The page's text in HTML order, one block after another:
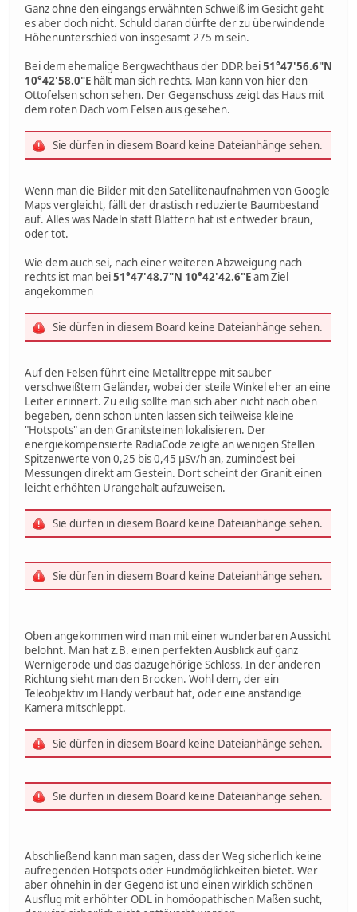
Ganz ohne den eingangs erwähnten Schweiß im Gesicht geht
es aber doch nicht. Schuld daran dürfte der zu überwindende
Höhenunterschied von insgesamt 275 m sein.
Bei dem ehemalige Bergwachthaus der DDR bei51°47'56.6"N
10°42'58.0"E hält man sich rechts. Man kann von hier den
Ottofelsen schon sehen. Der Gegenschuss zeigt das Haus mit
dem roten Dach vom Felsen aus gesehen.
Sie dürfen in diesem Board keine Dateianhänge sehen.
Wenn man die Bilder mit den Satellitenaufnahmen von Google
Maps vergleicht, fällt der drastisch reduzierte Baumbestand
auf. Alles was Nadeln statt Blättern hat ist entweder braun,
oder tot.
Wie dem auch sei, nach einer weiteren Abzweigung nach
rechts ist man bei51°47'48.7"N 10°42'42.6"Eam Ziel
angekommen
Sie dürfen in diesem Board keine Dateianhänge sehen.
Auf den Felsen führt eine Metalltreppe mit sauber
verschweißtem Geländer, wobei der steile Winkel eher an eine
Leiter erinnert. Zu eilig sollte man sich aber nicht nach oben
begeben, denn schon unten lassen sich teilweise kleine
"Hotspots" an den Granitsteinen lokalisieren. Der
energiekompensierte RadiaCode zeigte an wenigen Stellen
Spitzenwerte von 0,25 bis 0,45 μSv/h an, zumindest bei
Messungen direkt am Gestein. Dort scheint der Granit einen
leicht erhöhten Urangehalt aufzuweisen.
Sie dürfen in diesem Board keine Dateianhänge sehen.
Sie dürfen in diesem Board keine Dateianhänge sehen.
Oben angekommen wird man mit einer wunderbaren Aussicht
belohnt. Man hat z.B. einen perfekten Ausblick auf ganz
Wernigerode und das dazugehörige Schloss. In der anderen
Richtung sieht man den Brocken. Wohl dem, der ein
Teleobjektiv im Handy verbaut hat, oder eine anständige
Kamera mitschleppt.
Sie dürfen in diesem Board keine Dateianhänge sehen.
Sie dürfen in diesem Board keine Dateianhänge sehen.
Abschließend kann man sagen, dass der Weg sicherlich keine
aufregenden Hotspots oder Fundmöglichkeiten bietet. Wer
aber ohnehin in der Gegend ist und einen wirklich schönen
Ausflug mit erhöhter ODL in homöopathischen Maßen sucht,